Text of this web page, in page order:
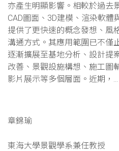
亦產生明顯影響。相較於過去
CAD圖面、3D建模、渲染軟體
提供了更快速的概念發想、風
溝通方式。其應用範圍已不僅
逐漸擴展至基地分析、設計提
改善、景觀設施構想、施工圖
影片展示等多個層面。近期，...
章錦瑜
東海大學景觀學系兼任教授